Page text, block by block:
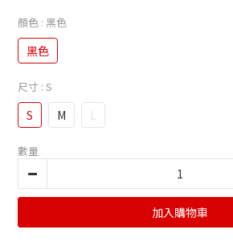
顏色 : 黑色
黑色
尺寸 : S
S M L
數量
加入購物車